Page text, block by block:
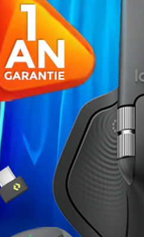
rend encore plus accessibles les
Ampère. Des graphismes sublimés,
de profiter au mieux des jeux
au coeur de l'action et à vous
MSI GeForce RTX 3060 VENTUS 2X
de nouvelle génération GDDR6
. Ce
et d'unsystème de refroidissement
à long terme.
LA MÊME CATÉGORIE :